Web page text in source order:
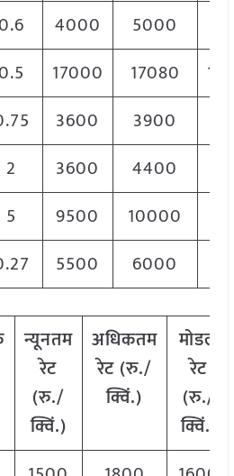
4000 5000
17000 17080
3600 3900
2 3600 4400
5 9500 10000
5500 6000
न्यूनतम
रेट
(रु./
क्विं.)
अधिकतम
रेट (रु./
क्विं.)
मोडल
रेट
(रु./
क्विं.)